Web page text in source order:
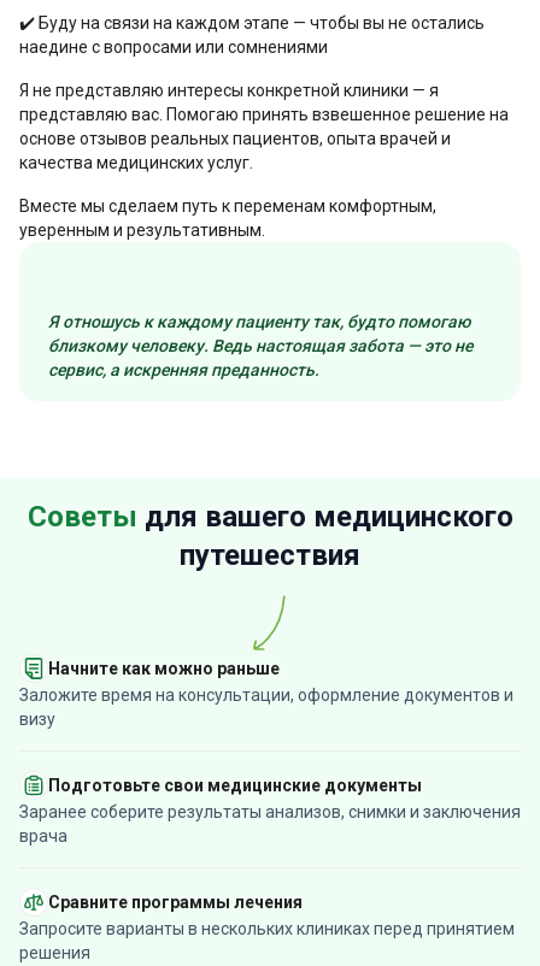
✔️ Буду на связи на каждом этапе — чтобы вы не остались
наедине с вопросами или сомнениями
Я не представляю интересы конкретной клиники — я
представляю вас. Помогаю принять взвешенное решение на
основе отзывов реальных пациентов, опыта врачей и
качества медицинских услуг.
Вместе мы сделаем путь к переменам комфортным,
уверенным и результативным.
Я отношусь к каждому пациенту так, будто помогаю
близкому человеку. Ведь настоящая забота — это не
сервис, а искренняя преданность.
Советы для вашего медицинского
путешествия
Начните как можно раньше
Заложите время на консультации, оформление документов и
визу
Подготовьте свои медицинские документы
Заранее соберите результаты анализов, снимки и заключения
врача
Сравните программы лечения
Запросите варианты в нескольких клиниках перед принятием
решения